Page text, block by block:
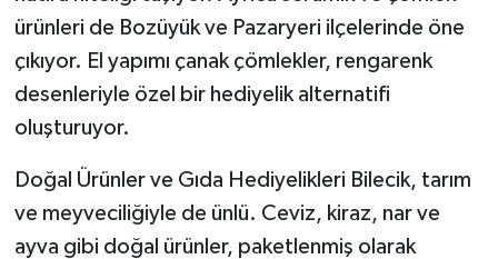
ürünleri de Bozüyük ve Pazaryeri ilçelerinde öne
çıkıyor. El yapımı çanak çömlekler, rengarenk
desenleriyle özel bir hediyelik alternatifi
oluşturuyor.
Doğal Ürünler ve Gıda Hediyelikleri Bilecik, tarım
ve meyveciliğiyle de ünlü. Ceviz, kiraz, nar ve
ayva gibi doğal ürünler, paketlenmiş olarak